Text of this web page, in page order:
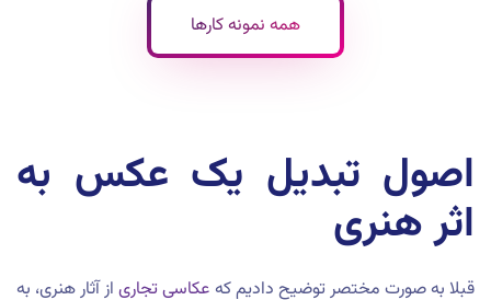
همه نمونه کارها
اصول تبدیل یک عکس به
اثر هنری
قبلا به صورت مختصر توضیح دادیم که عکاسی تجاریاز آثار هنری، به